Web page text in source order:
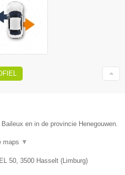
en in de provincie Henegouwen.
maps ▼
50, 3500 Hasselt (Limburg)